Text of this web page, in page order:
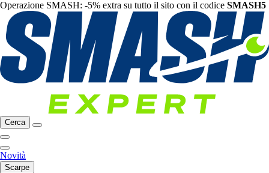
Operazione SMASH: -5% extra su tutto il sito con il codice SMASH5
Cerca
Novità
Scarpe